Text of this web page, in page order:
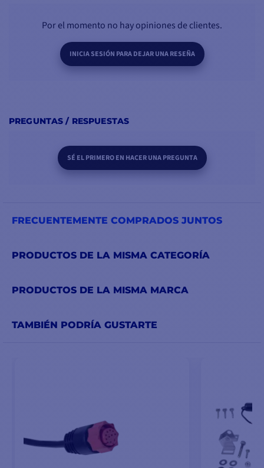
Por el momento no hay opiniones de clientes.
INICIA SESIÓN PARA DEJAR UNA RESEÑA
PREGUNTAS / RESPUESTAS
SÉ EL PRIMERO EN HACER UNA PREGUNTA
FRECUENTEMENTE COMPRADOS JUNTOS
PRODUCTOS DE LA MISMA CATEGORÍA
PRODUCTOS DE LA MISMA MARCA
TAMBIÉN PODRÍA GUSTARTE